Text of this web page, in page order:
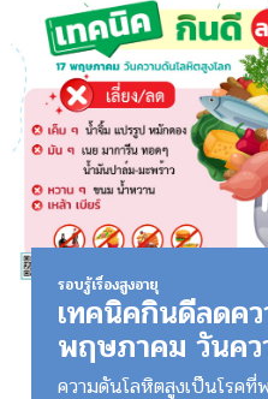
รอบรู้เรื่องสูงอายุ
เทคนิคกินดีลดค
พฤษภาคม วันคว
ความดันโลหิตสูงเป็นโรค